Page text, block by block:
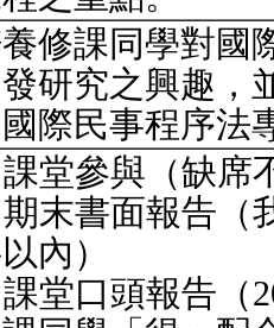
修課同學對國
研究之興趣，
國際民事程序
課堂參與（缺席
末書面報告（
內）
堂口頭報告（